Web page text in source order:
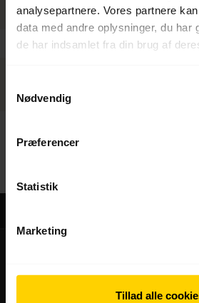
analysepartnere. Vores partnere
data med andre oplysninger, du har
de har indsamlet fra din brug af
Nødvendig
Præferencer
Statistik
Marketing
Tillad alle
Hej,
Om Jabra